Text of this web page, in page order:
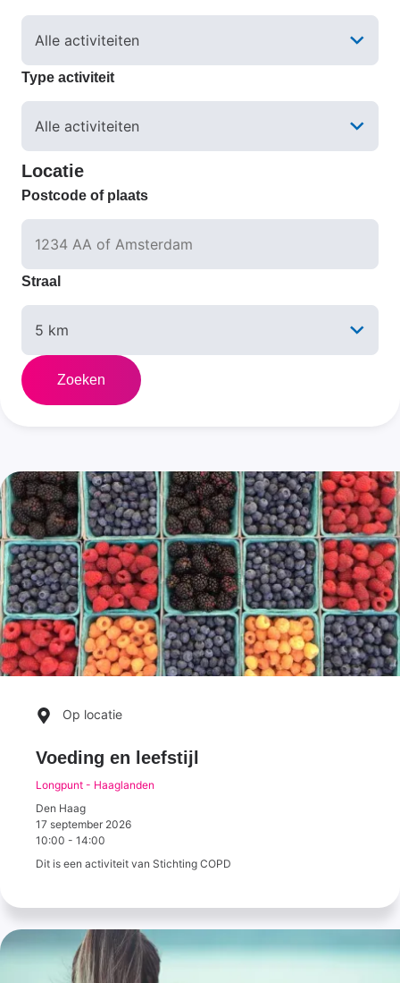
Type activiteit
Locatie
Postcode of plaats
Straal
Zoeken
Op locatie
Voeding en leefstijl
Longpunt - Haaglanden
Den Haag
17 september 2026
10:00 - 14:00
Dit is een activiteit van Stichting COPD